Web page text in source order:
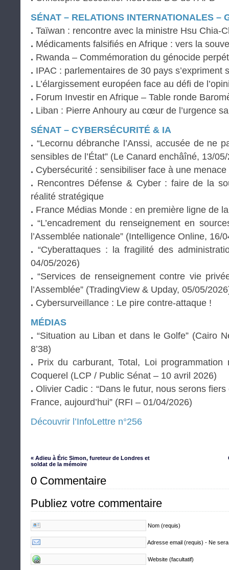
SÉNAT – RELATIONS INTERNATIONALES –
. Taïwan : rencontre avec la ministre Hsu Chia-
. Médicaments falsifiés en Afrique : vers la
. Rwanda – Commémoration du génocide
. IPAC : parlementaires de 30 pays s’expriment
. L’élargissement européen face au défi de
. Forum Investir en Afrique – Table ronde
. Liban : Pierre Anhoury au cœur de l’urgence
SÉNAT – CYBERSÉCURITÉ & IA
. “Lecornu débranche l’Anssi, accusée de ne
sensibles de l’État” (Le Canard enchâîné, 13/
. Cybersécurité : sensibiliser face à une
. Rencontres Défense & Cyber : faire de la
réalité stratégique
. France Médias Monde : en première ligne de
. “L’encadrement du renseignement en
l’Assemblée nationale” (Intelligence Online, 16/
. “Cyberattaques : la fragilité des
04/05/2026)
. “Services de renseignement contre vie
l’Assemblée” (TradingView & Upday, 05/05/
. Cybersurveillance : Le pire contre-attaque !
MÉDIAS
. “Situation au Liban et dans le Golfe” (Cairo
8’38)
. Prix du carburant, Total, Loi
Coquerel (LCP / Public Sénat – 10 avril 2026)
. Olivier Cadic : “Dans le futur, nous serons
France, aujourd’hui” (RFI – 01/04/2026)
Découvrir l’InfoLettre n°256
« Adieu à Éric Simon, fureteur de Londres et
soldat de la mémoire
0 Commentaire
Publiez votre commentaire
Nom (requis)
Adresse email (requis) - Ne
Website (facultatif)